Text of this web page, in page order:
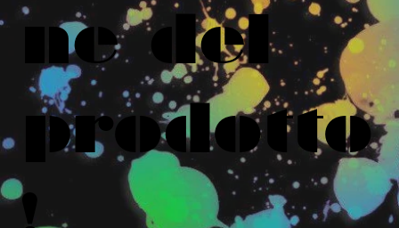
ne del
prodotto